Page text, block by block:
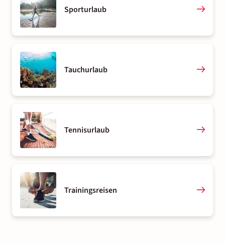
Sporturlaub
Tauchurlaub
Tennisurlaub
Trainingsreisen